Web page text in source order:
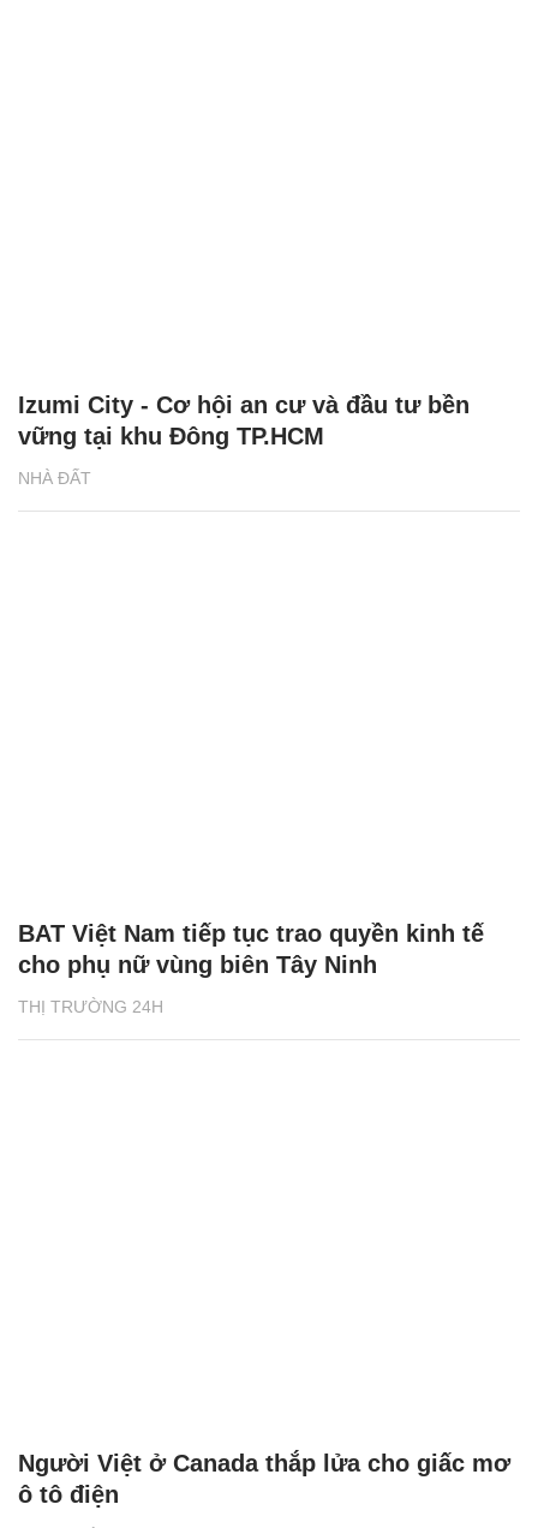
NHÀ ĐẤT
Izumi City - Cơ hội an cư và đầu tư bền
vững tại khu Đông TP.HCM
THỊ TRƯỜNG 24H
BAT Việt Nam tiếp tục trao quyền kinh tế
cho phụ nữ vùng biên Tây Ninh
Người Việt ở Canada thắp lửa cho giấc mơ
ô tô điện